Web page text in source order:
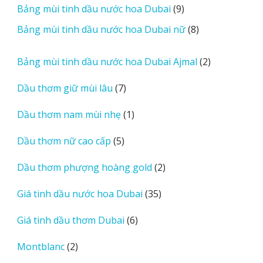
v
e
s
phẩm
Bảng mùi tinh dầu nước hoa Dubai 99
sản
phẩm
Bảng mùi tinh dầu nước hoa Dubai nữ 88
phẩm
Bảng mùi tinh dầu nước hoa Dubai Ajmal 22
Dầu thơm giữ mùi lâu 77
phẩm
Dầu thơm nam mùi nhẹ 11
Dầu thơm nữ cao cấp 55
phẩm
Dầu thơm phượng hoàng gold 22
Giá tinh dầu nước hoa Dubai 3535
Giá tinh dầu thơm Dubai 66
Montblanc 22